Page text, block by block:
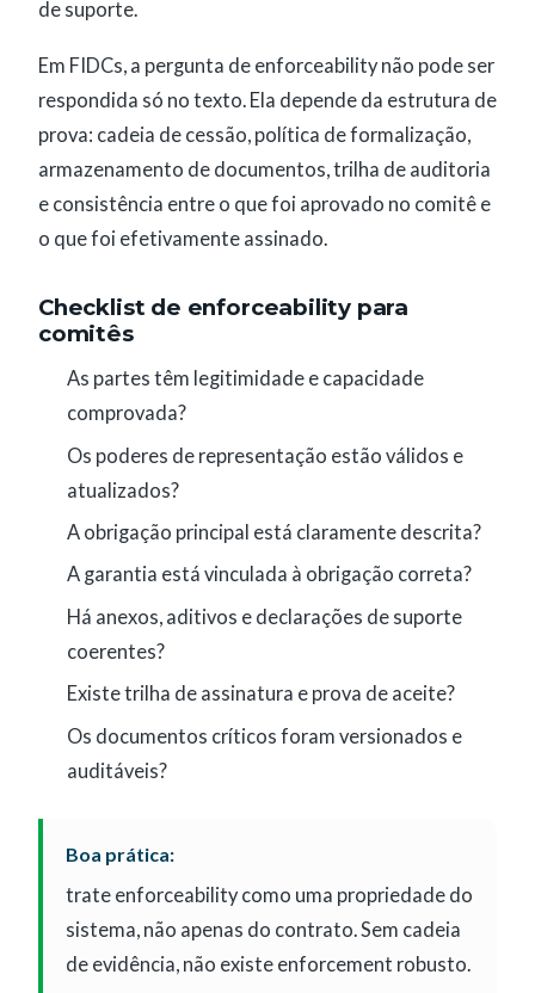
de suporte.
Em FIDCs, a pergunta de enforceability não pode ser
respondida só no texto. Ela depende da estrutura de
prova: cadeia de cessão, política de formalização,
armazenamento de documentos, trilha de auditoria
e consistência entre o que foi aprovado no comitê e
o que foi efetivamente assinado.
Checklist de enforceability para
comitês
As partes têm legitimidade e capacidade
comprovada?
Os poderes de representação estão válidos e
atualizados?
A obrigação principal está claramente descrita?
A garantia está vinculada à obrigação correta?
Há anexos, aditivos e declarações de suporte
coerentes?
Existe trilha de assinatura e prova de aceite?
Os documentos críticos foram versionados e
auditáveis?
Boa prática:
trate enforceability como uma propriedade do
sistema, não apenas do contrato. Sem cadeia
de evidência, não existe enforcement robusto.